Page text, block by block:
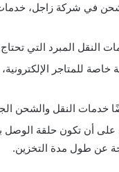
في شركة زاجل، خدمات
النقل المبرد التي
خاصة للمتاجر
خدمات النقل والشحن
أن تكون حلقة الوصل
عن طول مدة التخزين.